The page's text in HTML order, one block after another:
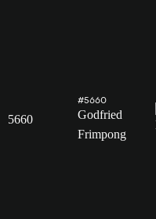
5660
#5660
Godfried
Frimpong